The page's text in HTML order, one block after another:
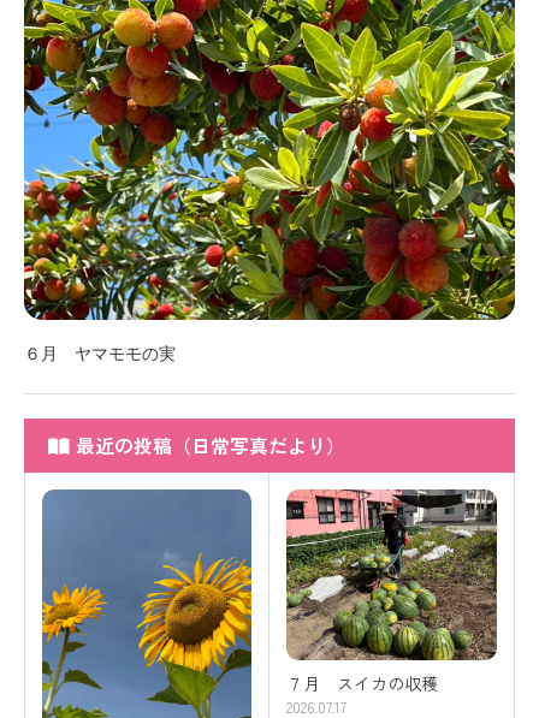
６月 ヤマモモの実
最近の投稿（日常写真だより）
７月 スイカの収穫
2026.07.17